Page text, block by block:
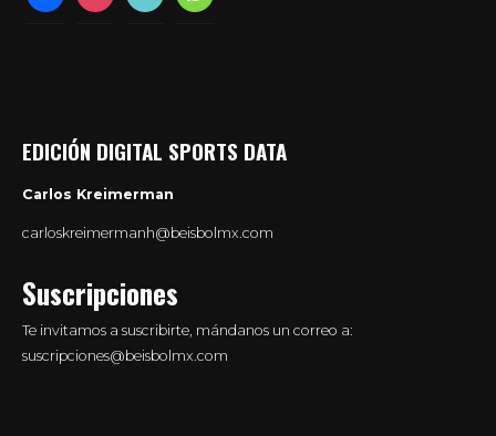
EDICIÓN DIGITAL SPORTS DATA
Carlos Kreimerman
carloskreimermanh@beisbolmx.com
Suscripciones
Te invitamos a suscribirte, mándanos un correo a:
suscripciones@beisbolmx.com